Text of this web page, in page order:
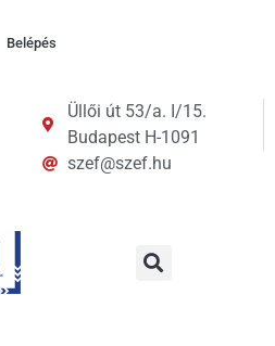
Belépés
Üllői út 53/a. I/15.
Budapest H-1091
szef@szef.hu